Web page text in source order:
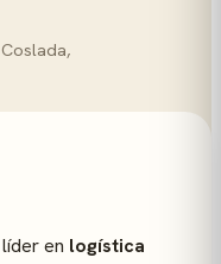
en logística